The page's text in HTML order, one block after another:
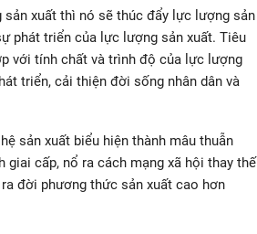
xuất thì nó sẽ thúc đẩy lực lượng sản
phát triển của lực lượng sản xuất. Tiêu
với tính chất và trình độ của lực lượng
triển, cải thiện đời sống nhân dân và
sản xuất biểu hiện thành mâu thuẫn
giai cấp, nổ ra cách mạng xã hội thay thế
đời phương thức sản xuất cao hơn